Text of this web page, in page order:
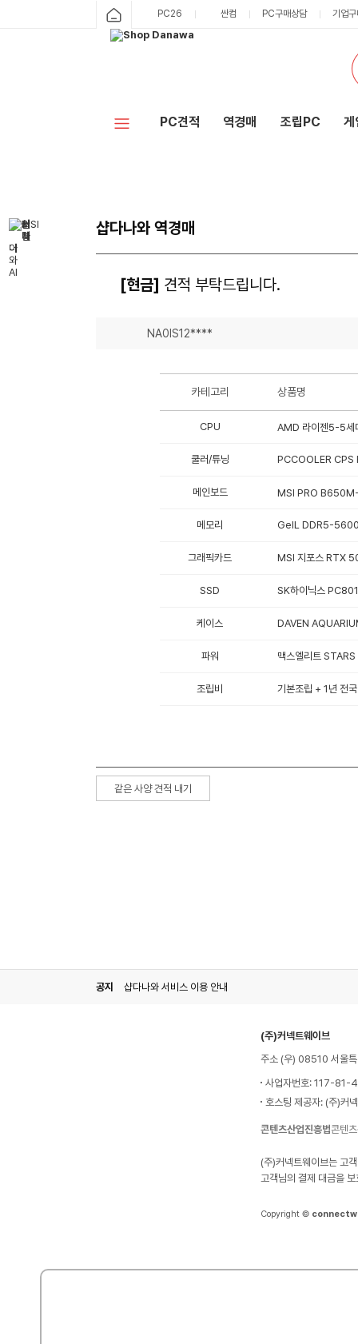
PC26 싼컴 PC구매상담 기업
PC견적 역경매 조립PC 게
샵다나와 역경매
[현금] 견적 부탁드립니다.
NA0IS12****
카테고리 상품명
CPU AMD 라이젠5-5세
쿨러/튜닝 PCCOOLER CPS
메인보드 MSI PRO
메모리 GeIL DDR5-
그래픽카드 MSI 지포스 RTX
SSD SK하이닉스
케이스 DAVEN
파워 맥스엘리트
조립비 기본조립 + 1년 전
같은 사양 견적 내기
공지 샵다나와 서비스 이용 안내
(주)커넥트웨이브
주소 (우) 08510 서울
사업자번호: 117-81-
호스팅 제공자: (주)커
콘텐츠산업진흥법콘텐
(주)커넥트웨이브는 고
고객님의 결제 대금을
Copyright ©